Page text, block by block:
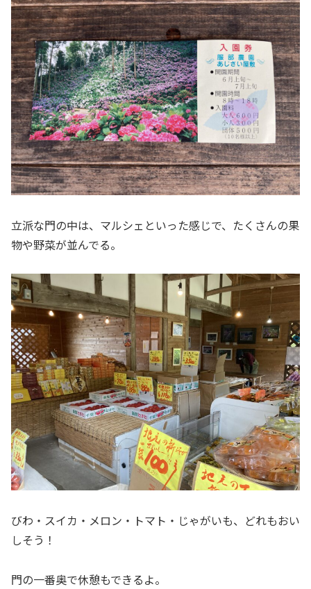
立派な門の中は、マルシェといった感じで、たくさんの果
物や野菜が並んでる。
びわ・スイカ・メロン・トマト・じゃがいも、どれもおい
しそう！
門の一番奥で休憩もできるよ。